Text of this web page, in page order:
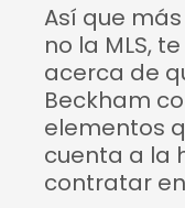
Así que
no la MLS,
acerca de
Beckham
elementos
cuenta a la
contratar